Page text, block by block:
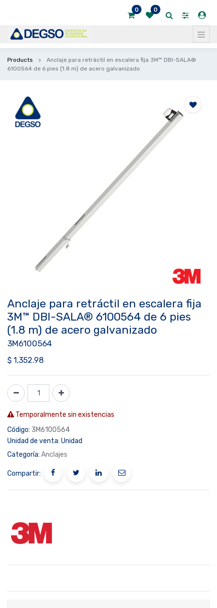
0 0
Products
Anclaje para retráctil en escalera fija 3M™ DBI-SALA®
6100564 de 6 pies (1.8 m) de acero galvanizado
Anclaje para retráctil en escalera fija
3M™ DBI-SALA® 6100564 de 6 pies
(1.8 m) de acero galvanizado
3M6100564
$ 1,352.98
Temporalmente sin existencias
Código: 3M6100564
Unidad de venta: Unidad
Categoría: Anclajes
Compartir: